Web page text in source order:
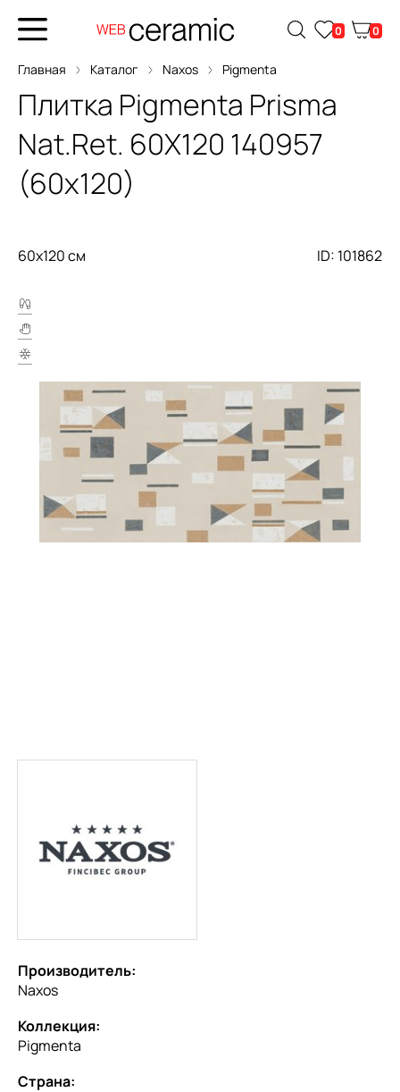
0 0
Главная Каталог Naxos Pigmenta
Плитка Pigmenta Prisma
Nat.Ret. 60X120 140957
(60x120)
60x120 см ID: 101862
Производитель:
Naxos
Коллекция:
Pigmenta
Страна: